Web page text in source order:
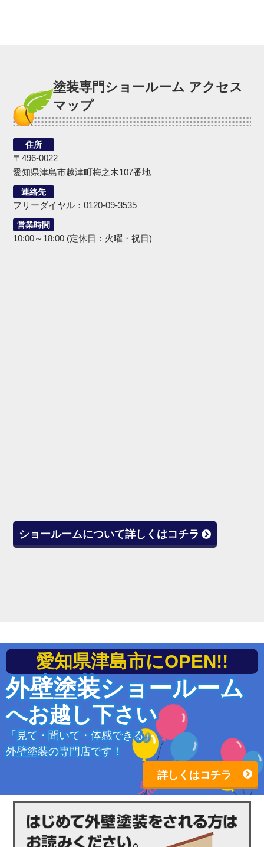
塗装専門ショールーム アクセス
マップ
住所
〒496-0022
愛知県津島市越津町梅之木107番地
連絡先
フリーダイヤル：0120-09-3535
営業時間
10:00～18:00 (定休日：火曜・祝日)
ショールームについて詳しくはコチラ
愛知県津島市にOPEN!!
外壁塗装ショールーム
へお越し下さい
「見て・聞いて・体感できる」
外壁塗装の専門店です！
詳しくはコチラ